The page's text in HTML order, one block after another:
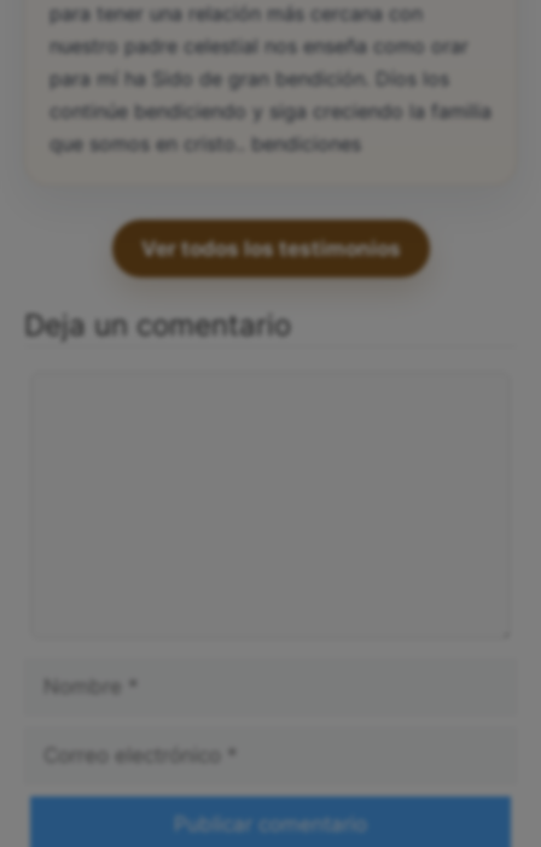
para tener una relación más cercana con
nuestro padre celestial nos enseña como orar
para mí ha Sido de gran bendición. Díos los
continúe bendiciendo y siga creciendo la familia
que somos en cristo.. bendiciones
Ver todos los testimonios
Deja un comentario